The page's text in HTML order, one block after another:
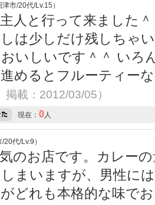
市/20代/Lv.15）
人と行って来ました
は少しだけ残しちゃ
いしいです＾＾ いろ
めるとフルーティー
載：2012/03/05）
現在： 0 人
代/Lv.9）
のお店です。カレー
まいますが、男性に
どれも本格的な味で